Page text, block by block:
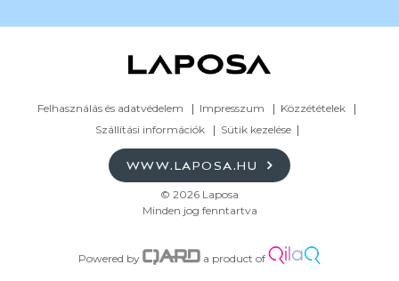
Felhasználás és adatvédelem Impresszum
Közzétételek
Szállítási információk
Sütik kezelése
WWW.LAPOSA.HU
© 2026 Laposa
Minden jog fenntartva
Powered by a product of